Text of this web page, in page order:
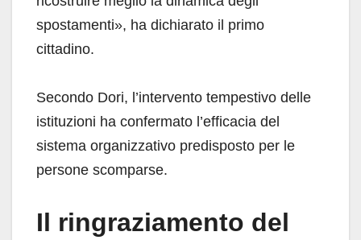
spostamenti», ha dichiarato il primo
cittadino.
Secondo Dori, l’intervento tempestivo delle
istituzioni ha confermato l’efficacia del
sistema organizzativo predisposto per le
persone scomparse.
Il ringraziamento del